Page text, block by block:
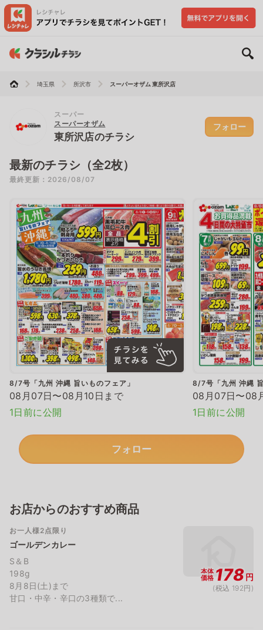
埼玉県 所沢市 スーパーオザム 東所沢店
スーパー
スーパーオザム
東所沢店のチラシ
フォロー
最新のチラシ（全2枚）
最終更新：2026/08/07
8/7号「九州 沖縄 旨いものフェア」
08月07日〜08月10日まで
1日前に公開
8/7号「九州 沖縄
08月07日〜08
1日前に公開
フォロー
お店からのおすすめ商品
お一人様2点限り
ゴールデンカレー
S＆B
198g
8月8日(土)まで
甘口・中辛・辛口の3種類で...
本体
価格 178円
(税込 192円)